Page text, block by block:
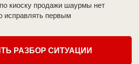
киоску продажи шаурмы нет
исправлять первым
РАЗБОР СИТУАЦИИ